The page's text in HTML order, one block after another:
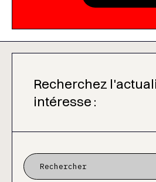
Recherchez
intéresse :